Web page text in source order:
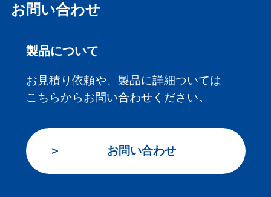
お問い合わせ
製品について
お見積り依頼や、製品に詳細ついては
こちらからお問い合わせください。
お問い合わせ